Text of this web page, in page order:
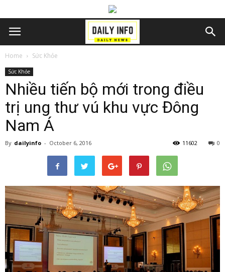
Home Sức Khỏe
Sức Khỏe
Nhiều tiến bộ mới trong điều
trị ung thư vú khu vực Đông
Nam Á
By dailyinfo - October 6, 2016 0
11602